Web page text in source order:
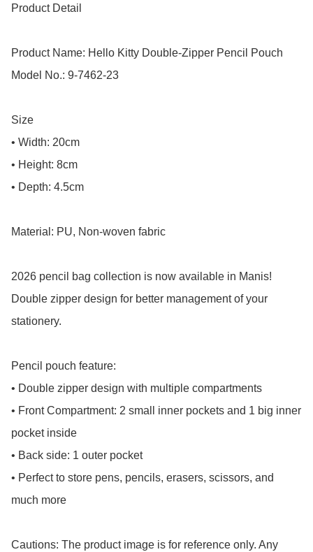
Product Detail
Product Name: Hello Kitty Double-Zipper Pencil Pouch
Model No.: 9-7462-23
Size
• Width: 20cm
• Height: 8cm
• Depth: 4.5cm
Material: PU, Non-woven fabric
2026 pencil bag collection is now available in Manis!
Double zipper design for better management of your
stationery.
Pencil pouch feature:
• Double zipper design with multiple compartments
• Front Compartment: 2 small inner pockets and 1 big inner
pocket inside
• Back side: 1 outer pocket
• Perfect to store pens, pencils, erasers, scissors, and
much more
Cautions: The product image is for reference only. Any